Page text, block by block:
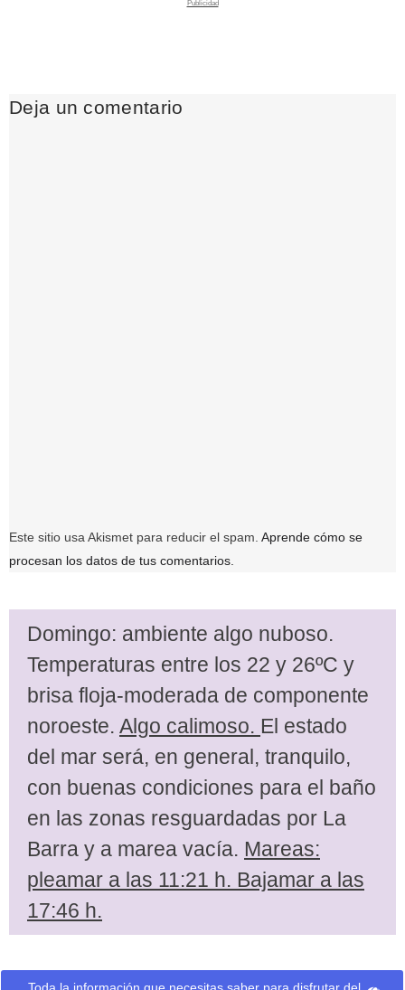
Deja un comentario
Este sitio usa Akismet para reducir el spam. Aprende cómo se
procesan los datos de tus comentarios.
Domingo: ambiente algo nuboso.
Temperaturas entre los 22 y 26ºC y
brisa floja-moderada de componente
noroeste. Algo calimoso. El estado
del mar será, en general, tranquilo,
con buenas condiciones para el baño
en las zonas resguardadas por La
Barra y a marea vacía. Mareas:
pleamar a las 11:21 h. Bajamar a las
17:46 h.